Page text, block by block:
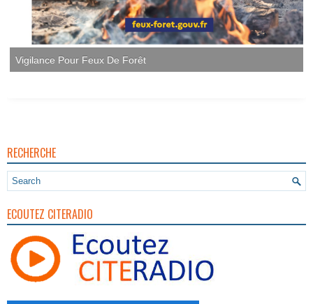
Vigilance Pour Feux De Forêt
RECHERCHE
ECOUTEZ CITERADIO